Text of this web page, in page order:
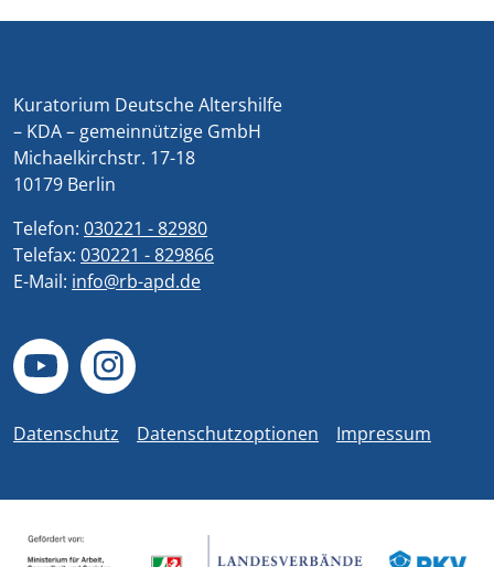
Kuratorium Deutsche Altershilfe
– KDA – gemeinnützige GmbH
Michaelkirchstr. 17-18
10179 Berlin
Telefon: 030221 - 82980
Telefax: 030221 - 829866
E-Mail: info@rb-apd.de
Datenschutz Datenschutzoptionen Impressum